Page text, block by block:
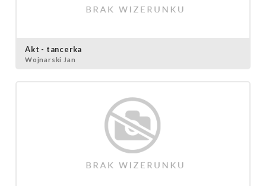
Akt - tancerka
Wojnarski Jan